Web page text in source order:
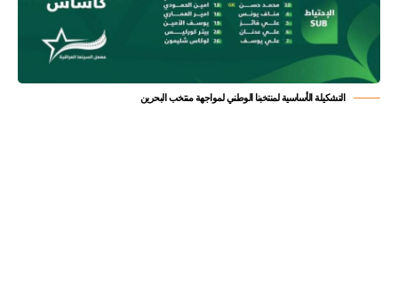
التشكيلة الأساسية لمنتخبنا الوطني لمواجهة منتخب البحرين